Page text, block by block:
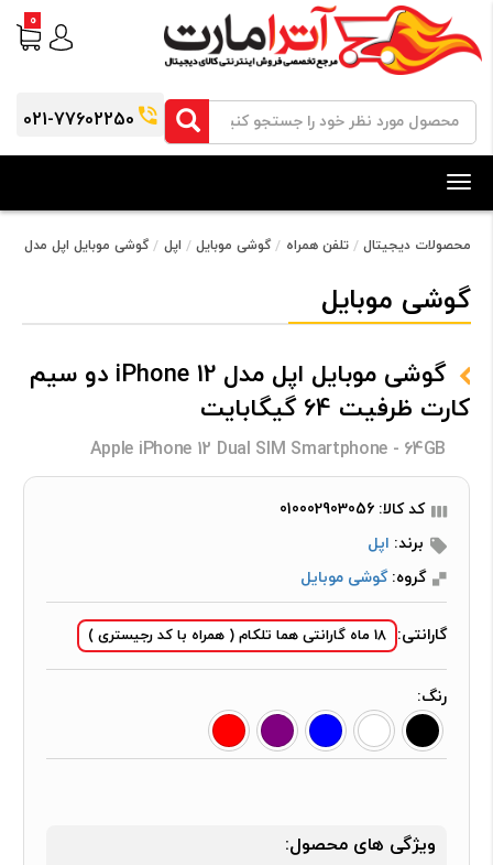
021-77602250
0
Toggle
navigation
محصولات دیجیتال تلفن همراه گوشی موبایل اپل گوشی موبایل اپل مدل iPhone 12 دو سیم‌ کارت ظرفیت 64 گیگابایت
گوشی موبایل
گوشی موبایل اپل مدل iPhone 12 دو سیم‌
کارت ظرفیت 64 گیگابایت
Apple iPhone 12 Dual SIM Smartphone - 64GB
کد کالا: 010002903056
برند: اپل
گروه:گوشی موبایل
گارانتی: 18 ماه گارانتی هما تلکام ( همراه با کد رجیستری )
رنگ:
ویژگی های محصول: